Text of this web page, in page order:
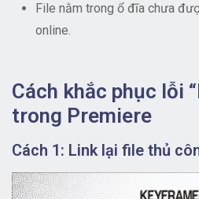
File nằm trong ổ đĩa chưa
online.
Cách khắc phục lỗi
trong Premiere
Cách 1: Link lại file thủ